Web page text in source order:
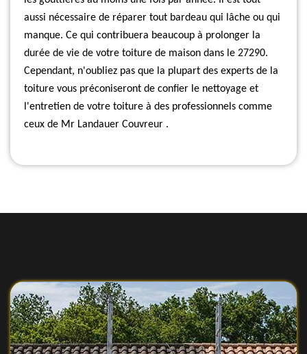
aussi nécessaire de réparer tout bardeau qui lâche ou qui
manque. Ce qui contribuera beaucoup à prolonger la
durée de vie de votre toiture de maison dans le 27290.
Cependant, n'oubliez pas que la plupart des experts de la
toiture vous préconiseront de confier le nettoyage et
l'entretien de votre toiture à des professionnels comme
ceux de Mr Landauer Couvreur .